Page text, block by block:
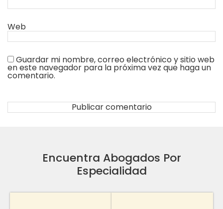
Web
Guardar mi nombre, correo electrónico y sitio web
en este navegador para la próxima vez que haga un
comentario.
Encuentra Abogados Por
Especialidad